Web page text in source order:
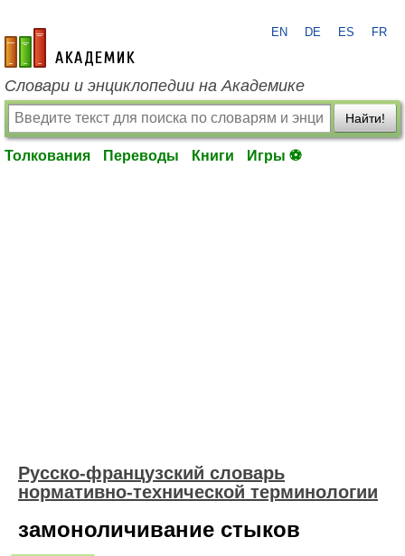
academic.ru
EN DE ES FR
Словари и энциклопедии на Академике
Найти!
Толкования Переводы Книги Игры ⚽
Русско-французский словарь
нормативно-технической терминологии
замоноличивание cтыков